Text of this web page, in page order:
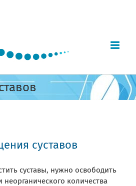
суставов
суставы, нужно освободить
количества